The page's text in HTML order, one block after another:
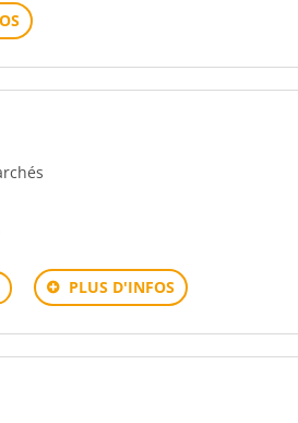
PLUS D'INFOS